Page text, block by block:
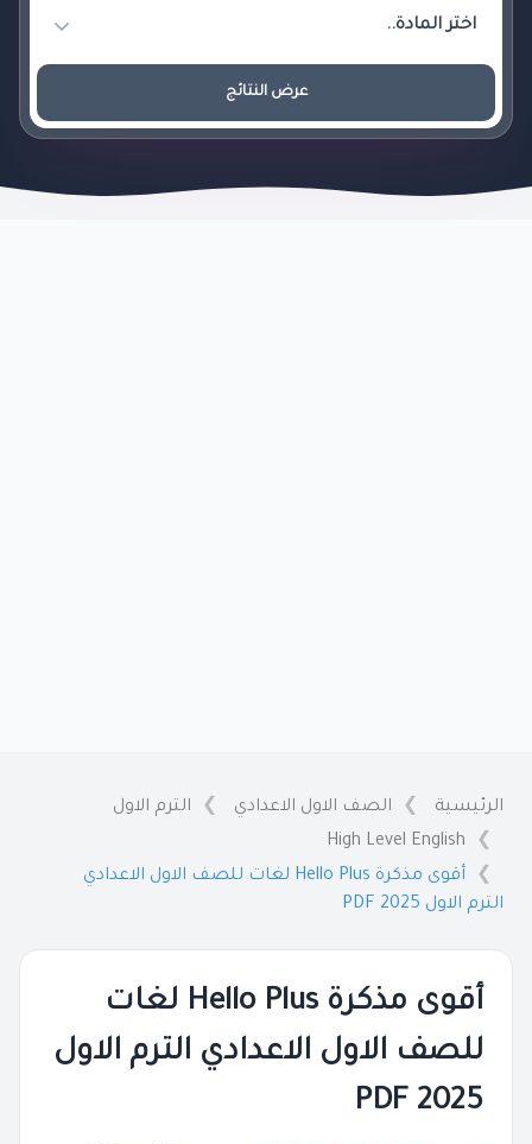
عرض النتائج
الرئيسية الصف الاول الاعدادي
الترم الاول
High Level English
أقوى مذكرة Hello Plus لغات للصف الاول الاعدادي
الترم الاول 2025 PDF
أقوى مذكرة Hello Plus لغات
للصف الاول الاعدادي الترم الاول
2025 PDF